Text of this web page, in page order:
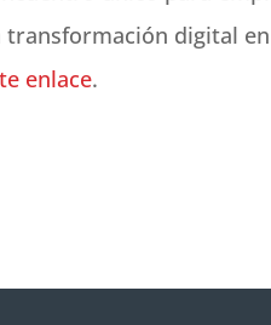
digital
enlace.